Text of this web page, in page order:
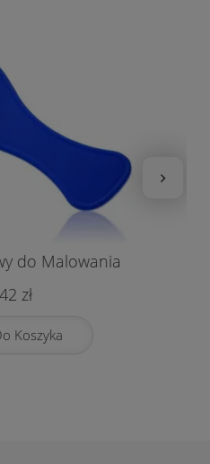
do Malowania
zł
Koszyka